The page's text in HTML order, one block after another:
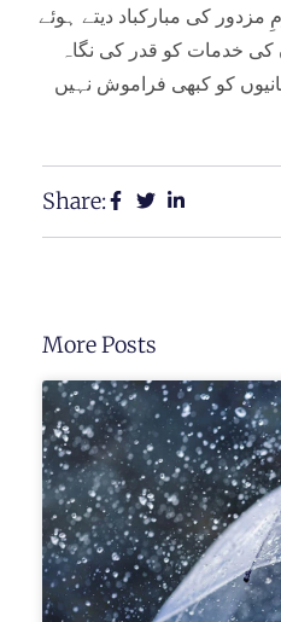
مزدور کی مبارکباد دیتے ہوئے
خدمات کو قدر کی نگاہ
کو کبھی فراموش نہیں
Share:
More Posts